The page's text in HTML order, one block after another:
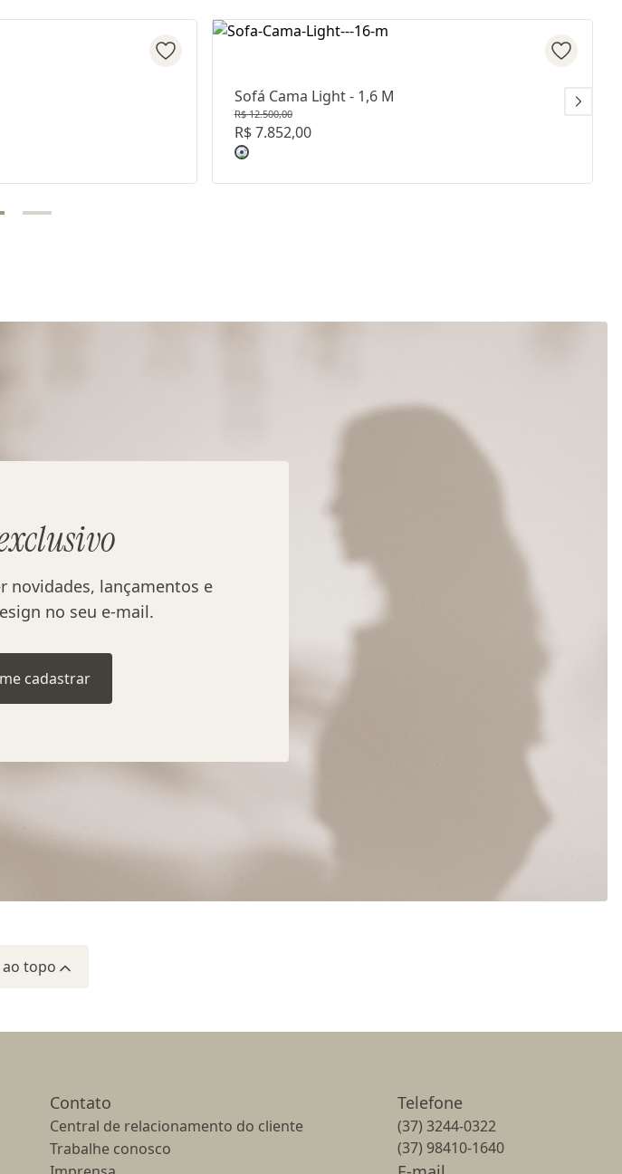
D22221 - TECIDO GOMOS C22222
Sofá Cama Light - 1,6 M
R$ 12.500,00
R$ 7.852,00
Revestimento: TECIDO CAMURÇA G22162
novidades, lançamentos e
no seu e-mail.
cadastrar
topo
Contato
Central de relacionamento do cliente
Trabalhe conosco
Telefone
(37) 3244-0322
(37) 98410-1640